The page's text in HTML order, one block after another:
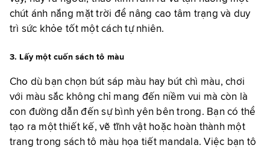
chút ánh nắng mặt trời để nâng cao tâm trạng và duy
trì sức khỏe tốt một cách tự nhiên.
3. Lấy một cuốn sách tô màu
Cho dù bạn chọn bút sáp màu hay bút chì màu, chơi
với màu sắc không chỉ mang đến niềm vui mà còn là
con đường dẫn đến sự bình yên bên trong. Bạn có thể
tạo ra một thiết kế, vẽ tĩnh vật hoặc hoàn thành một
trang trong sách tô màu họa tiết mandala. Việc bạn tô